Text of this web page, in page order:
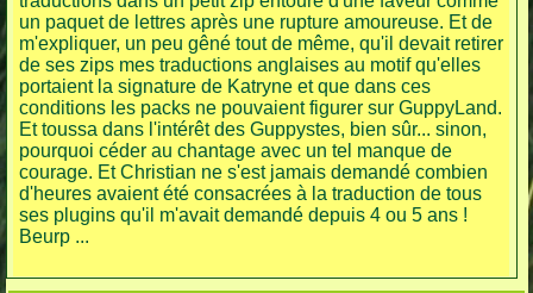
un paquet de lettres après une rupture amoureuse. Et de
m'expliquer, un peu gêné tout de même, qu'il devait retirer
de ses zips mes traductions anglaises au motif qu'elles
portaient la signature de Katryne et que dans ces
conditions les packs ne pouvaient figurer sur GuppyLand.
Et toussa dans l'intérêt des Guppystes, bien sûr... sinon,
pourquoi céder au chantage avec un tel manque de
courage. Et Christian ne s'est jamais demandé combien
d'heures avaient été consacrées à la traduction de tous
ses plugins qu'il m'avait demandé depuis 4 ou 5 ans !
Beurp ...